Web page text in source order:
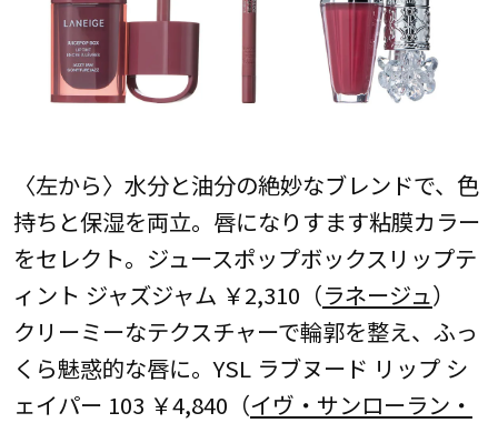
〈左から〉水分と油分の絶妙なブレンドで、色
持ちと保湿を両立。唇になりすます粘膜カラー
をセレクト。ジュースポップボックスリップテ
ィント ジャズジャム ￥2,310（ラネージュ）
クリーミーなテクスチャーで輪郭を整え、ふっ
くら魅惑的な唇に。YSL ラブヌード リップ シ
ェイパー 103 ￥4,840（イヴ・サンローラン・